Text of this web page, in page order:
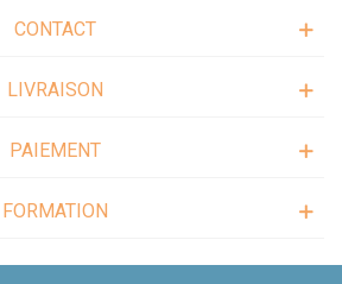
CONTACT
LIVRAISON
PAIEMENT
FORMATION